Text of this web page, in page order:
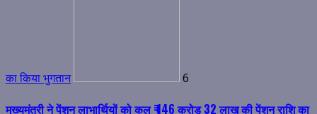
का किया भुगतान 6
मुख्यमंत्री ने पेंशन लाभार्थियों को कुल ₹ 146 करोड़ 32 लाख की पेंशन राशि का